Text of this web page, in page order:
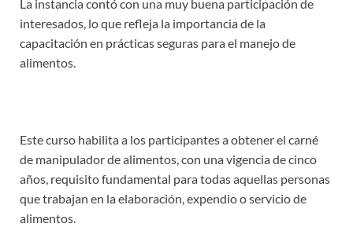
La instancia contó con una muy buena participación de
interesados, lo que refleja la importancia de la
capacitación en prácticas seguras para el manejo de
alimentos.
Este curso habilita a los participantes a obtener el carné
de manipulador de alimentos, con una vigencia de cinco
años, requisito fundamental para todas aquellas personas
que trabajan en la elaboración, expendio o servicio de
alimentos.